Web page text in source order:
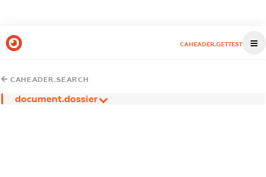
CAHEADER.GETTEST
CAHEADER.SEARCH
document.dossier